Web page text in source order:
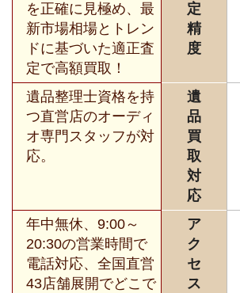
を正確に見極め、最
新市場相場とトレン
ドに基づいた適正査
定で高額買取！
定
精
度
遺品整理士資格を持
つ直営店のオーディ
オ専門スタッフが対
応。
遺
品
買
取
対
応
年中無休、9:00～
20:30の営業時間で
電話対応、全国直営
43店舗展開でどこで
ア
ク
セ
ス